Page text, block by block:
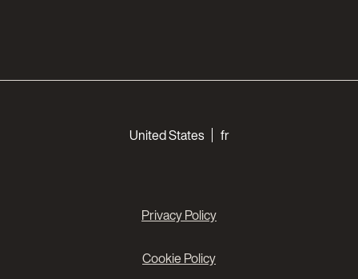
United States fr
Privacy Policy
Cookie Policy